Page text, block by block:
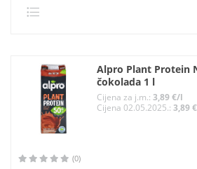
Alpro Plant Protein
čokolada 1 l
Cijena za j.m.:3,89 €/l
Cijena 02.05.2025.:3,89
(0)